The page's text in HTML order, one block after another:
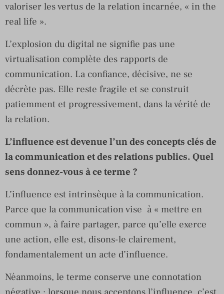
valoriser les vertus de la relation incarnée, « in the
real life ».
L’explosion du digital ne signifie pas une
virtualisation complète des rapports de
communication. La confiance, décisive, ne se
décrète pas. Elle reste fragile et se construit
patiemment et progressivement, dans la vérité de
la relation.
L’influence est devenue l’un des concepts clés de
la communication et des relations publics. Quel
sens donnez-vous à ce terme ?
L’influence est intrinsèque à la communication.
Parce que la communication vise à « mettre en
commun », à faire partager, parce qu’elle exerce
une action, elle est, disons-le clairement,
fondamentalement un acte d’influence.
Néanmoins, le terme conserve une connotation